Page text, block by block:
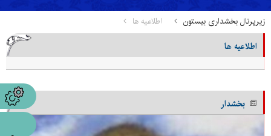
زیرپرتال بخشداری بیستون اطلاعیه ها
اطلاعیه ها
بخشدار